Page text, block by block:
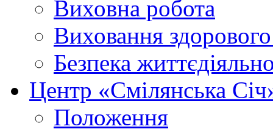
Виховна робота
Виховання
Безпека
Центр «Смілянська
Положення